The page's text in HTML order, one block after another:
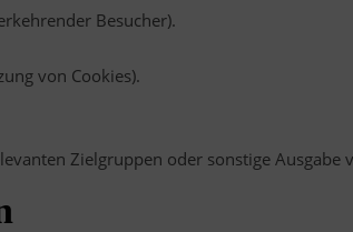
Besucher).
von Cookies).
Zielgruppen oder sonstige Ausgabe